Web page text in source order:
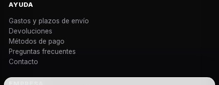
AYUDA
Gastos y plazos de envío
Devoluciones
Métodos de pago
Preguntas frecuentes
Contacto